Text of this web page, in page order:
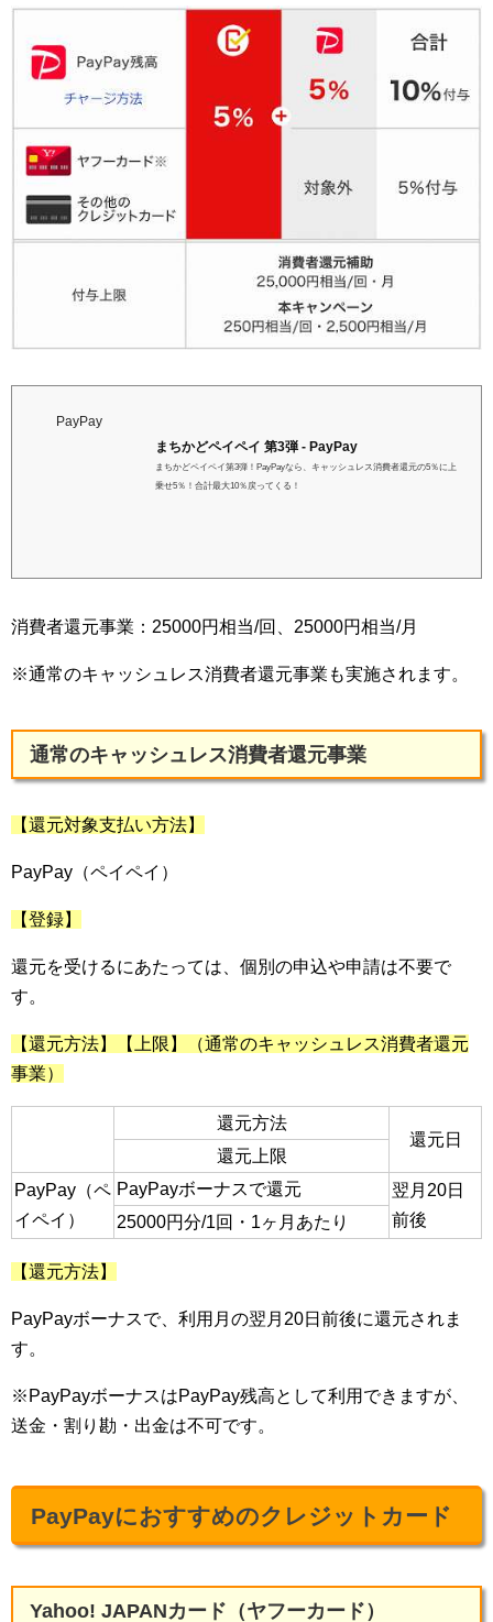
PayPay
まちかどペイペイ 第3弾 - PayPay
まちかどペイペイ第3弾！PayPayなら、キャッシュレス消費者還元の5％に上
乗せ5％！合計最大10％戻ってくる！
消費者還元事業：25000円相当/回、25000円相当/月
※通常のキャッシュレス消費者還元事業も実施されます。
通常のキャッシュレス消費者還元事業
【還元対象支払い方法】
PayPay（ペイペイ）
【登録】
還元を受けるにあたっては、個別の申込や申請は不要で
す。
【還元方法】【上限】（通常のキャッシュレス消費者還元
事業）
還元方法
還元日
還元上限
PayPay（ペ
イペイ）
PayPayボーナスで還元
翌月20日
前後
25000円分/1回・1ヶ月あたり
【還元方法】
PayPayボーナスで、利用月の翌月20日前後に還元されま
す。
※PayPayボーナスはPayPay残高として利用できますが、
送金・割り勘・出金は不可です。
PayPayにおすすめのクレジットカード
Yahoo! JAPANカード（ヤフーカード）